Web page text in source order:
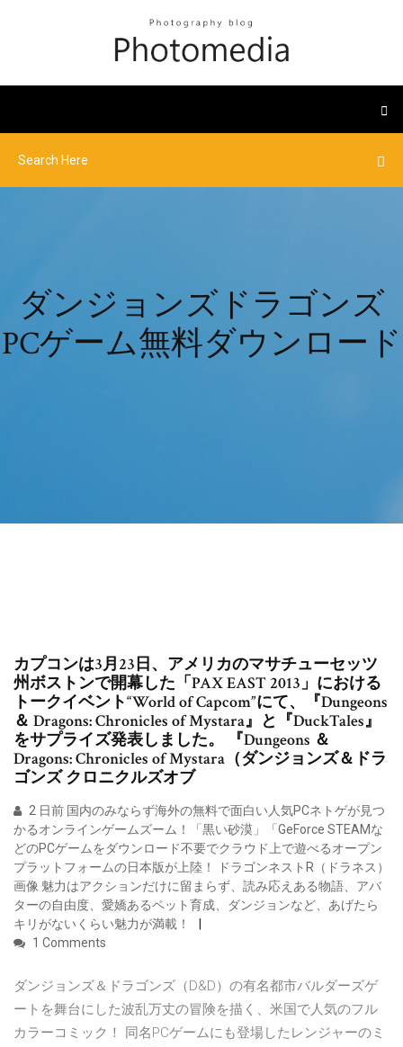
ダンジョンズドラゴンズ
PCゲーム無料ダウンロード
カプコンは3月23日、アメリカのマサチューセッツ
州ボストンで開幕した「PAX EAST 2013」における
トークイベント“World of Capcom”にて、『Dungeons
＆ Dragons: Chronicles of Mystara』と『DuckTales』
をサプライズ発表しました。 『Dungeons ＆
Dragons: Chronicles of Mystara（ダンジョンズ＆ドラ
ゴンズ クロニクルズオブ
2 日前 国内のみならず海外の無料で面白い人気PCネトゲが見つ
かるオンラインゲームズーム！「黒い砂漠」「GeForce STEAMな
どのPCゲームをダウンロード不要でクラウド上で遊べるオープン
プラットフォームの日本版が上陸！ ドラゴンネストR（ドラネス）
画像 魅力はアクションだけに留まらず、読み応えある物語、アバ
ターの自由度、愛嬌あるペット育成、ダンジョンなど、あげたら
キリがないくらい魅力が満載！
1 Comments
ダンジョンズ＆ドラゴンズ（D&D）の有名都市バルダーズゲ
ートを舞台にした波乱万丈の冒険を描く、米国で人気のフル
カラーコミック！ 同名PCゲームにも登場したレンジャーのミ